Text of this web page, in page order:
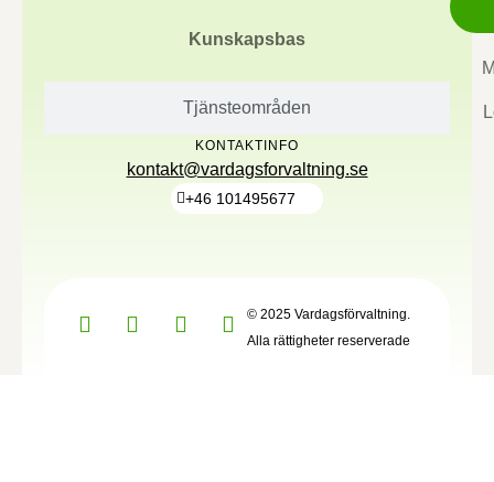
Tjänsteområden
Kunskapsbas
KONTAKTINFO
kontakt@vardagsforvaltning.se
+46 101495677
© 2025 Vardagsförvaltning.
Alla rättigheter reserverade